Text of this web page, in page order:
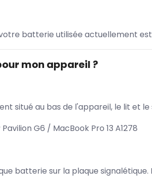
batterie utilisée actuellement
mon appareil ?
situé au bas de l'appareil, le lit et
G6 / MacBook Pro 13 A1278
batterie sur la plaque